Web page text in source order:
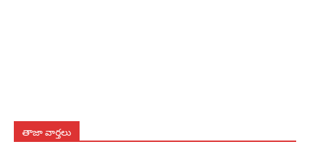
తాజా వార్తలు